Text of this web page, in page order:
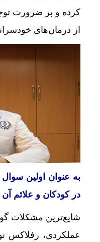
کرده و بر ضرورت
از درمان‌های
به عنوان اولین
در کودکان و علائم
شایع‌ترین مشکلات
عملکردی، رفلاکس